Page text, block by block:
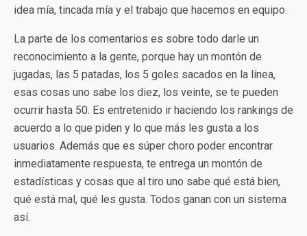
idea mía, tincada mía y el trabajo que hacemos en equipo.
La parte de los comentarios es sobre todo darle un
reconocimiento a la gente, porque hay un montón de
jugadas, las 5 patadas, los 5 goles sacados en la línea,
esas cosas uno sabe los diez, los veinte, se te pueden
ocurrir hasta 50. Es entretenido ir haciendo los rankings de
acuerdo a lo que piden y lo que más les gusta a los
usuarios. Además que es súper choro poder encontrar
inmediatamente respuesta, te entrega un montón de
estadísticas y cosas que al tiro uno sabe qué está bien,
qué está mal, qué les gusta. Todos ganan con un sistema
así.